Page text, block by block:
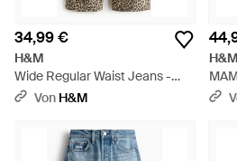
34,99 €
H&M
Wide Regular Waist Jeans -
Mehrfarbig
Von H&M
H&M
Blau